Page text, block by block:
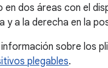
en dos áreas con el
y a la derecha en la
sobre los
plegables.